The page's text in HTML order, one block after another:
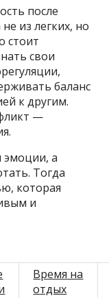
после
из легких, но
стоит
свои
баланс
к другим.
—
эмоции, а
Тогда
которая
и
Время на
отдых